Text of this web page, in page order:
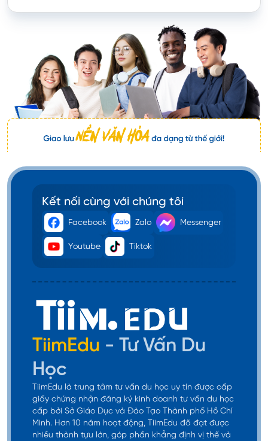
Kết nối cùng với chúng tôi
Facebook Zalo Messenger
Youtube Tiktok
TiimEdu - Tư Vấn Du
Học
TiimEdu là trung tâm tư vấn du học uy tín được cấp
giấy chứng nhận đăng ký kinh doanh tư vấn du học
cấp bởi Sở Giáo Dục và Đào Tạo Thành phố Hồ Chí
Minh. Hơn 10 năm hoạt động, TiimEdu đã đạt được
nhiều thành tựu lớn, góp phần khẳng định vị thế và